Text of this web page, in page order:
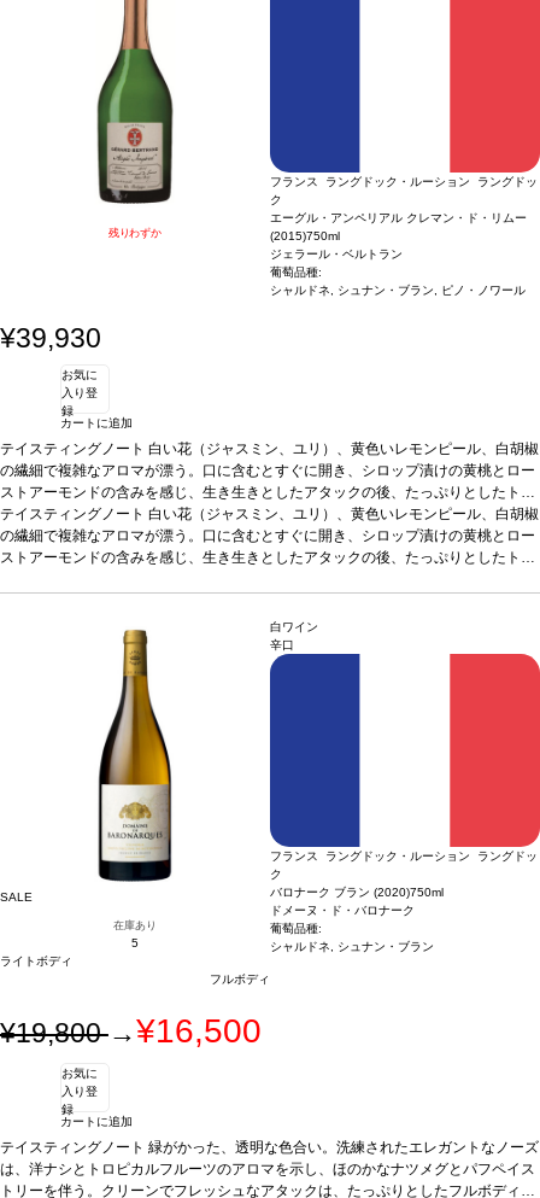
ルニア・サスティナブル・ワイナリー認証
庫があり価格が同様の場合は自動的に次のヴィンテージに変更されます、ご了承く
残りわずか
フランス ラングドック・ルーション ラングドッ
ク
エーグル・アンペリアル クレマン・ド・リムー
(2015)750ml
ジェラール・ベルトラン
葡萄品種:
シャルドネ, シュナン・ブラン, ピノ・ノワール
¥39,930
お気に
入り登
録
カートに追加
テイスティングノート 白い花（ジャスミン、ユリ）、黄色いレモンピール、白胡椒
の繊細で複雑なアロマが漂う。口に含むとすぐに開き、シロップ漬けの黄桃とロー
ストアーモンドの含みを感じ、生き生きとしたアタックの後、たっぷりとしたトー
ストとブリオッシュの含みが続く。 合う料理山羊のチーズ、甘いデザートなどと
好相性葡萄品種シャルドネ、シュナン・ブラン、ピノ・ノワール認証オーガニッ
ク
テイスティングノート 白い花（ジャスミン、ユリ）、黄色いレモンピール、白胡椒
の繊細で複雑なアロマが漂う。口に含むとすぐに開き、シロップ漬けの黄桃とロー
ストアーモンドの含みを感じ、生き生きとしたアタックの後、たっぷりとしたトー
SALE
在庫あり
5
ライトボディ
フルボディ
白ワイン
辛口
フランス ラングドック・ルーション ラングドッ
ク
バロナーク ブラン (2020)750ml
ドメーヌ・ド・バロナーク
葡萄品種:
シャルドネ, シュナン・ブラン
¥19,800→¥16,500
お気に
入り登
録
カートに追加
テイスティングノート 緑がかった、透明な色合い。洗練されたエレガントなノーズ
は、洋ナシとトロピカルフルーツのアロマを示し、ほのかなナツメグとパフペイス
トリーを伴う。クリーンでフレッシュなアタックは、たっぷりとしたフルボディで